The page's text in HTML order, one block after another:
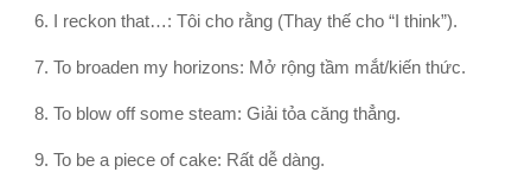
I reckon that…: Tôi cho rằng (Thay thế cho “I think”).
To broaden my horizons: Mở rộng tầm mắt/kiến thức.
To blow off some steam: Giải tỏa căng thẳng.
To be a piece of cake: Rất dễ dàng.